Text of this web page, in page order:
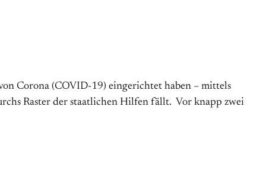
Corona (COVID-19) eingerichtet haben – mittels
Raster der staatlichen Hilfen fällt. Vor knapp zwei